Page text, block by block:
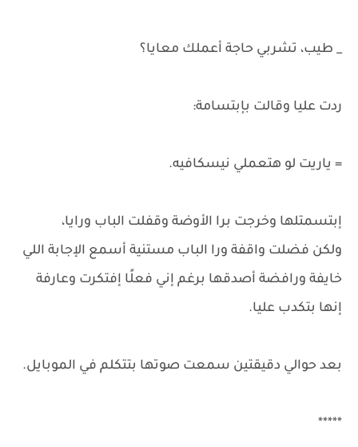
_ طيب، تشربي حاجة أعملك معايا؟
ردت عليا وقالت بإبتسامة:
= ياريت لو هتعملي نيسكافيه.
إبتسمتلها وخرجت برا الأوضة وقفلت الباب ورايا،
ولكن فضلت واقفة ورا الباب مستنية أسمع الإجابة اللي
خايفة ورافضة أصدقها برغم إني فعلًا إفتكرت وعارفة
إنها بتكدب عليا.
بعد حوالي دقيقتين سمعت صوتها بتتكلم في الموبايل.
*****